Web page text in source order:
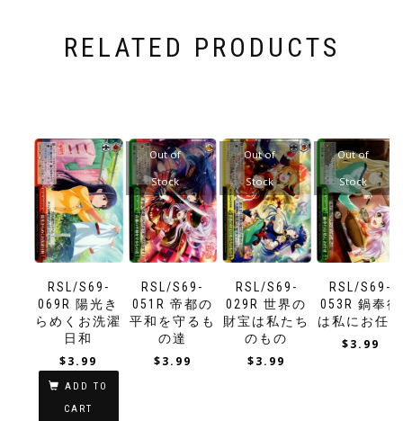
RELATED PRODUCTS
RSL/S69-
069R 陽光き
らめくお洗濯
日和
$3.99
ADD TO
CART
RSL/S69-
051R 帝都の
平和を守るも
の達
Out of
Stock
$3.99
RSL/S69-
029R 世界の
財宝は私たち
のもの
Out of
Stock
$3.99
RSL/S69-
053R 鍋奉行
は私にお任せ
Out of
Stock
$3.99